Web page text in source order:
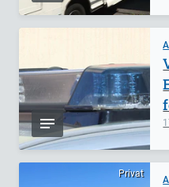
Privat